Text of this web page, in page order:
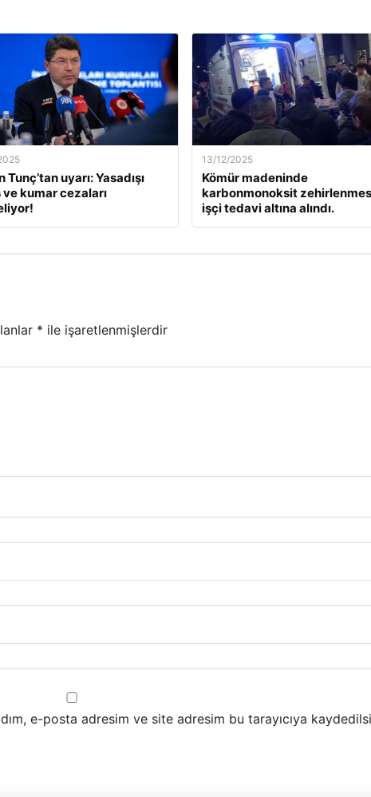
Tunç’tan uyarı: Yasadışı
ve kumar cezaları
13/12/2025
Kömür madeninde
karbonmonoksit
işçi tedavi altına alındı.
* ile işaretlenmişlerdir
e-posta adresim ve site adresim bu tarayıcıya